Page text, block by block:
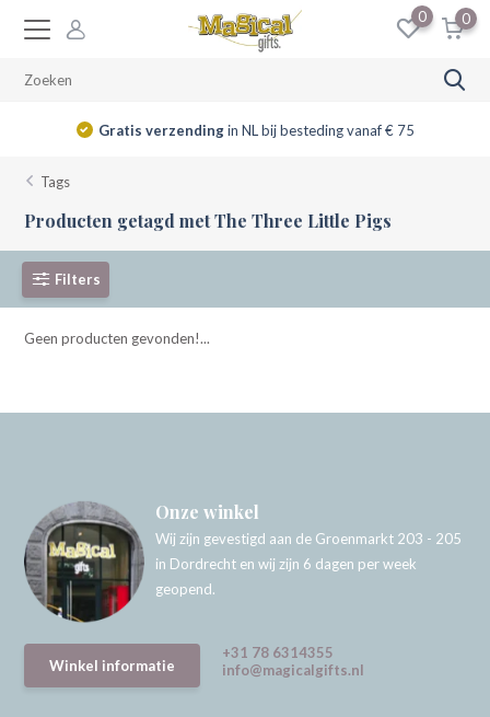
0 0
Gratis verzendingin NL bij besteding vanaf € 75
Tags
Producten getagd met The Three Little Pigs
Filters
Geen producten gevonden!...
Onze winkel
Wij zijn gevestigd aan de Groenmarkt 203 - 205
in Dordrecht en wij zijn 6 dagen per week
geopend.
Winkel informatie
+31 78 6314355
info@magicalgifts.nl